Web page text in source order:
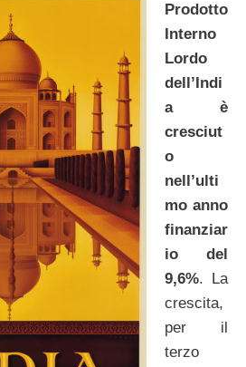
Prodotto
Interno
Lordo
dell’Indi
a è
cresciut
o
nell’ulti
mo anno
finanziar
io del
9,6%. La
crescita,
per il
terzo